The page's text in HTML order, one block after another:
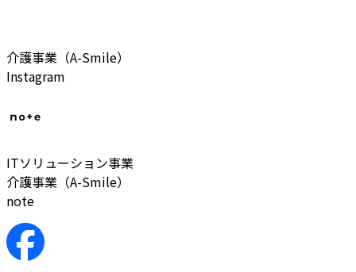
介護事業（A-Smile）
Instagram
ITソリューション事業
介護事業（A-Smile）
note